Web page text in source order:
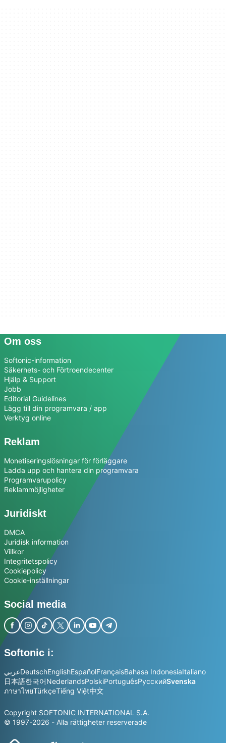
Om oss
Softonic-information
Säkerhets- och Förtroendecenter
Hjälp & Support
Jobb
Editorial Guidelines
Lägg till din programvara / app
Verktyg online
Reklam
Monetiseringslösningar för förläggare
Ladda upp och hantera din programvara
Programvarupolicy
Reklammöjligheter
Juridiskt
DMCA
Juridisk information
Villkor
Integritetspolicy
Cookiepolicy
Cookie-inställningar
Social media
Softonic i:
عربيDeutschEnglishEspañolFrançaisBahasa IndonesiaItaliano
日本語한국어NederlandsPolskiPortuguêsРусскийSvenska
ภาษาไทยTürkçeTiếng Việt中文
Copyright SOFTONIC INTERNATIONAL S.A.
© 1997-2026 - Alla rättigheter reserverade